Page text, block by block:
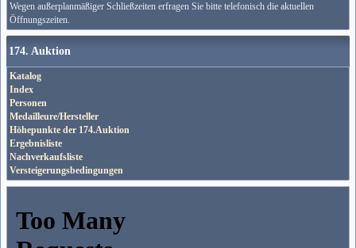
Wegen außerplanmäßiger Schließzeiten erfragen Sie bitte telefonisch die aktuellen
Öffnungszeiten.
174. Auktion
Katalog
Index
Personen
Medailleure/Hersteller
Höhepunkte der 174.Auktion
Ergebnisliste
Nachverkaufsliste
Versteigerungsbedingungen